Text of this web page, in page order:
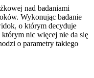
nad badaniami
Wykonując badanie
o którym decyduje
nic więcej nie da się
o parametry takiego